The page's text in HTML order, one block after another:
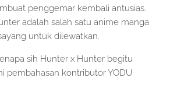
penggemar kembali antusias.
adalah salah satu anime manga
untuk dilewatkan.
sih Hunter x Hunter begitu
pembahasan kontributor YODU